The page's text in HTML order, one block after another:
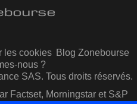
les cookies Blog Zonebourse
nous ?
SAS. Tous droits réservés.
Factset, Morningstar et S&P